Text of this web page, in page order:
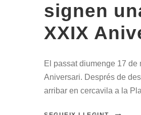
signen
XXIX
El passat diumenge 17
Aniversari. Després de
arribar en cercavila a la